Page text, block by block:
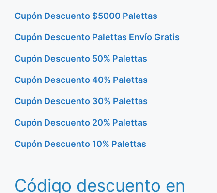
Cupón Descuento $5000 Palettas
Cupón Descuento Palettas Envío Gratis
Cupón Descuento 50% Palettas
Cupón Descuento 40% Palettas
Cupón Descuento 30% Palettas
Cupón Descuento 20% Palettas
Cupón Descuento 10% Palettas
Código descuento en